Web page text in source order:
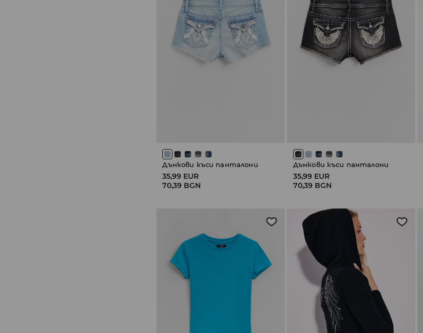
Дънкови къси панталони
35,99 EUR
70,39 BGN
Дънкови къси панталони
35,99 EUR
70,39 BGN